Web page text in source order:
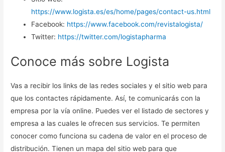
https://www.logista.es/es/home/pages/contact-us.html
Facebook: https://www.facebook.com/revistalogista/
Twitter: https://twitter.com/logistapharma
Conoce más sobre Logista
Vas a recibir los links de las redes sociales y el sitio web para
que los contactes rápidamente. Así, te comunicarás con la
empresa por la vía online. Puedes ver el listado de sectores y
empresa a las cuales le ofrecen sus servicios. Te permiten
conocer como funciona su cadena de valor en el proceso de
distribución. Tienen un mapa del sitio web para que